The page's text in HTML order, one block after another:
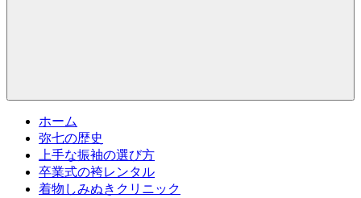
ホーム
弥七の歴史
上手な振袖の選び方
卒業式の袴レンタル
着物しみぬきクリニック